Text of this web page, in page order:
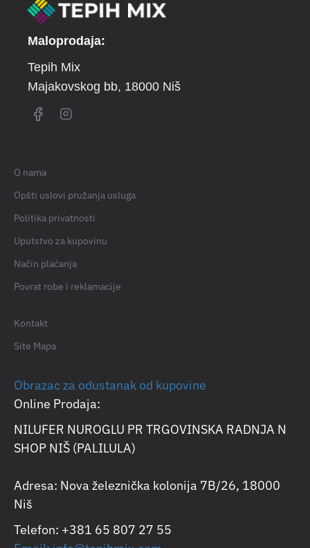
Maloprodaja:
Tepih Mix
Majakovskog bb, 18000 Niš
O nama
Opšti uslovi pružanja usluga
Politika privatnosti
Uputstvo za kupovinu
Način plaćanja
Povrat robe i reklamacije
Kontakt
Site Mapa
Obrazac za odustanak od kupovine
Online Prodaja:
NILUFER NUROGLU PR TRGOVINSKA RADNJA N
SHOP NIŠ (PALILULA)
Adresa: Nova železnička kolonija 7B/26, 18000
Niš
Telefon: +381 65 807 27 55